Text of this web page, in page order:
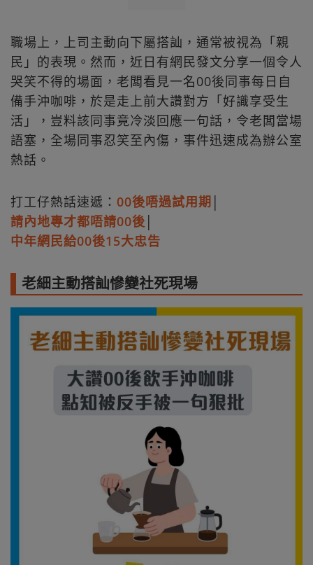
職場上，上司主動向下屬搭訕，通常被視為「親
民」的表現。然而，近日有網民發文分享一個令人
哭笑不得的場面，老闆看見一名00後同事每日自
備手沖咖啡，於是走上前大讚對方「好識享受生
活」，豈料該同事竟冷淡回應一句話，令老闆當場
語塞，全場同事忍笑至內傷，事件迅速成為辦公室
熱話。
打工仔熱話速遞： 00後唔過試用期
請內地專才都唔請00後
中年網民給00後15大忠告
老細主動搭訕慘變社死現場